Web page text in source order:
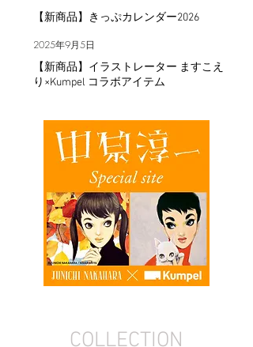
【新商品】きっぷカレンダー2026
2025年9月5日
【新商品】イラストレーター ますこえ
り×Kumpel コラボアイテム
COLLECTION